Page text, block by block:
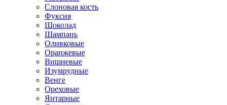
Слоновая кость
Фуксия
Шоколад
Шампань
Оливковые
Оранжевые
Вишневые
Изумрудные
Венге
Ореховые
Янтарные